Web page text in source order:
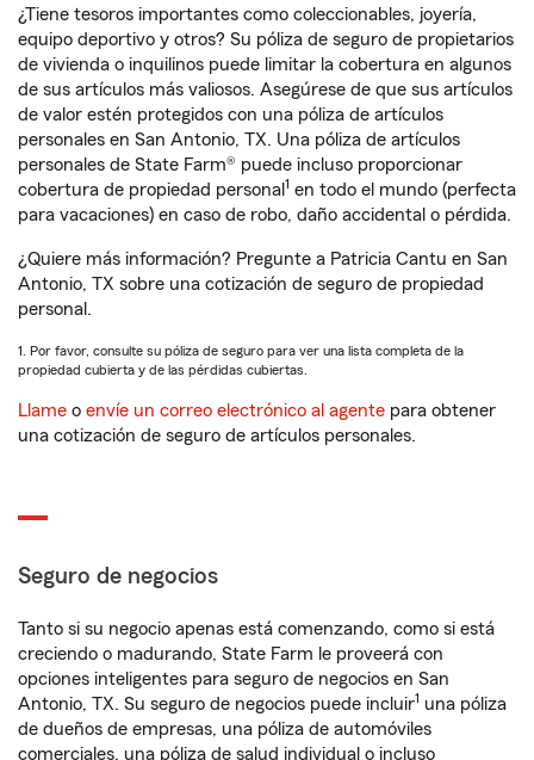
¿Tiene tesoros importantes como coleccionables, joyería,
equipo deportivo y otros? Su póliza de seguro de propietarios
de vivienda o inquilinos puede limitar la cobertura en algunos
de sus artículos más valiosos. Asegúrese de que sus artículos
de valor estén protegidos con una póliza de artículos
personales en San Antonio, TX. Una póliza de artículos
personales de State Farm® puede incluso proporcionar
cobertura de propiedad personal 1 en todo el mundo (perfecta
para vacaciones) en caso de robo, daño accidental o pérdida.
¿Quiere más información? Pregunte a Patricia Cantu en San
Antonio, TX sobre una cotización de seguro de propiedad
personal.
1. Por favor, consulte su póliza de seguro para ver una lista completa de la
propiedad cubierta y de las pérdidas cubiertas.
Llame o envíe un correo electrónico al agente para obtener
una cotización de seguro de artículos personales.
Seguro de negocios
Tanto si su negocio apenas está comenzando, como si está
creciendo o madurando, State Farm le proveerá con
opciones inteligentes para seguro de negocios en San
Antonio, TX. Su seguro de negocios puede incluir1 una póliza
de dueños de empresas, una póliza de automóviles
comerciales, una póliza de salud individual o incluso